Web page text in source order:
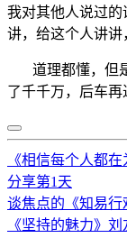
我对其他人说过
讲，给这个人讲讲
道理都懂，但是
了千千万，后车再
《相信每个人都
分享第1天
谈焦点的《知易行
《坚持的魅力》